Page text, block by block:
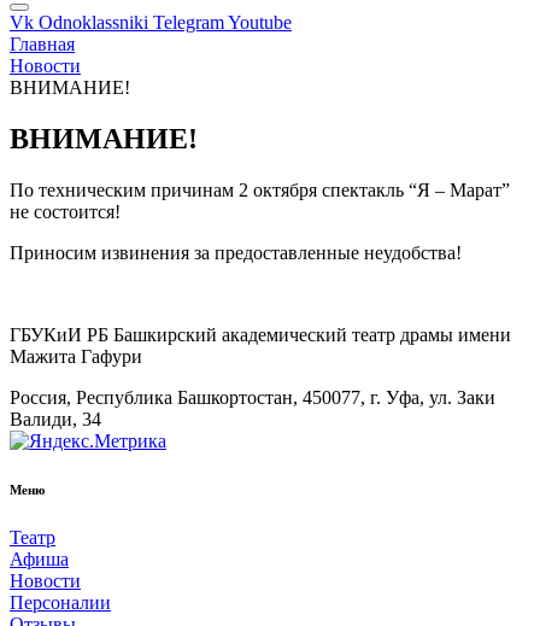
Vk Odnoklassniki TelegramYoutube
Главная
Новости
ВНИМАНИЕ!
ВНИМАНИЕ!
По техническим причинам 2 октября спектакль “Я – Марат”
не состоится!
Приносим извинения за предоставленные неудобства!
ГБУКиИ РБ Башкирский академический театр драмы имени
Мажита Гафури
Россия, Республика Башкортостан, 450077, г. Уфа, ул. Заки
Валиди, 34
Меню
Театр
Афиша
Новости
Персоналии